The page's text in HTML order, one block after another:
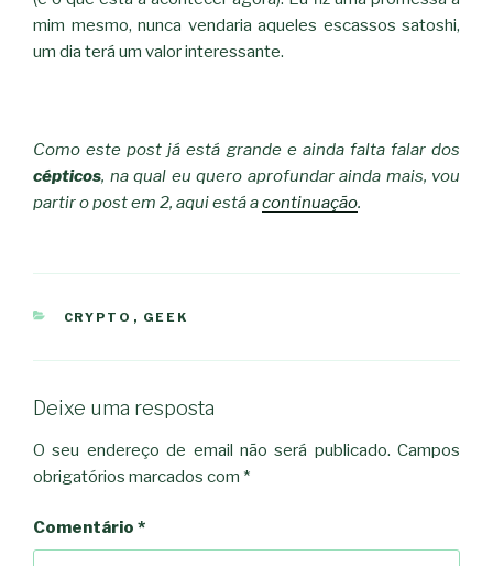
mim mesmo, nunca vendaria aqueles escassos satoshi,
um dia terá um valor interessante.
Como este post já está grande e ainda falta falar dos
cépticos, na qual eu quero aprofundar ainda mais, vou
partir o post em 2, aqui está acontinuação.
CATEGORIAS
CRYPTO , GEEK
Deixe uma resposta
O seu endereço de email não será publicado. Campos
obrigatórios marcados com *
Comentário *